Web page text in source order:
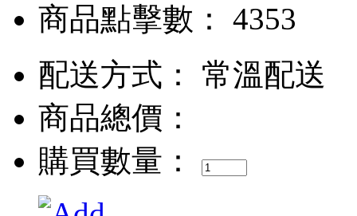
商品點擊數： 4353
配送方式：
常溫配送
商品總價：
購買數量：